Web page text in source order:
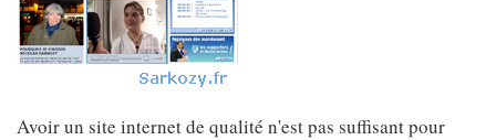
Avoir un site internet de qualité n'est pas suffisant pour